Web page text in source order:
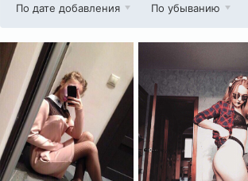
По дате добавления По убыванию